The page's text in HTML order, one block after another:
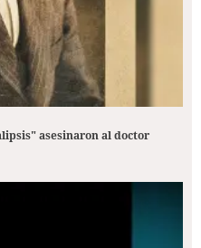
asesinaron al doctor